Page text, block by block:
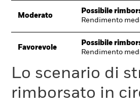
Moderato
Possibile
Rendimento
Favorevole
Possibile
Rendimento
Lo scenario di
rimborsato in